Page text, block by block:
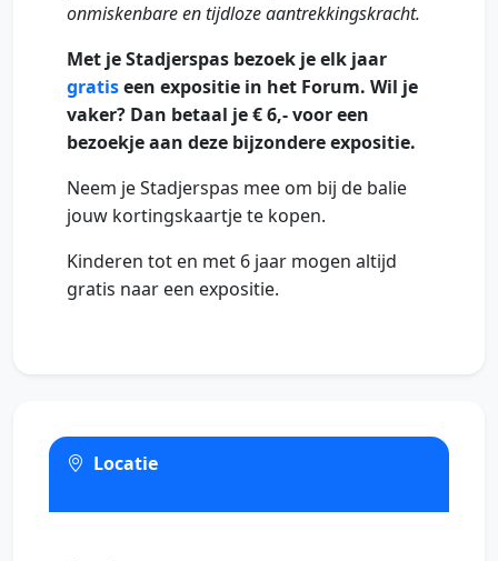
onmiskenbare en tijdloze aantrekkingskracht.
Met je Stadjerspas bezoek je elk jaar
gratiseen expositie in het Forum. Wil je
vaker? Dan betaal je € 6,- voor een
bezoekje aan deze bijzondere expositie.
Neem je Stadjerspas mee om bij de balie
jouw kortingskaartje te kopen.
Kinderen tot en met 6 jaar mogen altijd
gratis naar een expositie.
Locatie